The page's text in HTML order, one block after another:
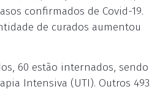
confirmados de Covid-19.
de curados aumentou
60 estão internados, sendo
Intensiva (UTI). Outros 493